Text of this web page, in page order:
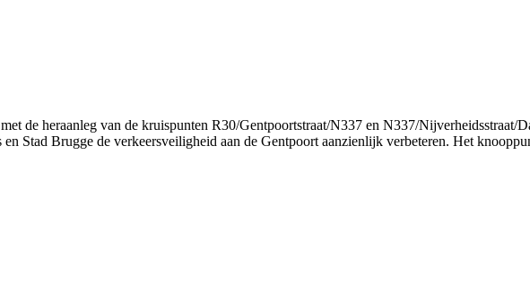
de heraanleg van de kruispunten R30/Gentpoortstraat/N337 en N337/
Stad Brugge de verkeersveiligheid aan de Gentpoort aanzienlijk verbeteren. Het